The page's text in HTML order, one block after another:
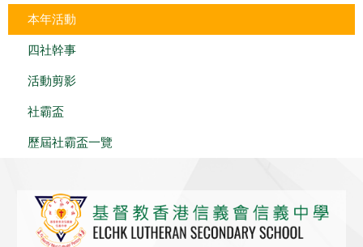
本年活動
四社幹事
活動剪影
社霸盃
歷屆社霸盃一覽